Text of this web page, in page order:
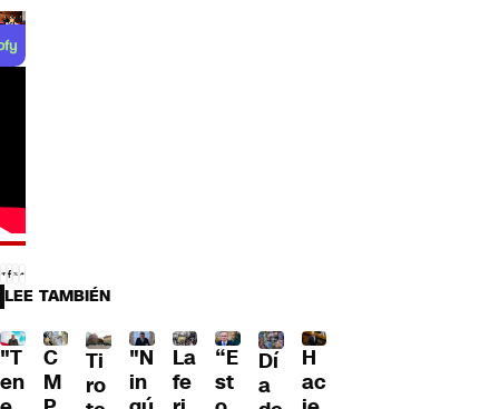
LEE TAMBIÉN
"T
en
C
M
Ti
ro
"N
in
La
fe
“E
st
Dí
a
H
ac